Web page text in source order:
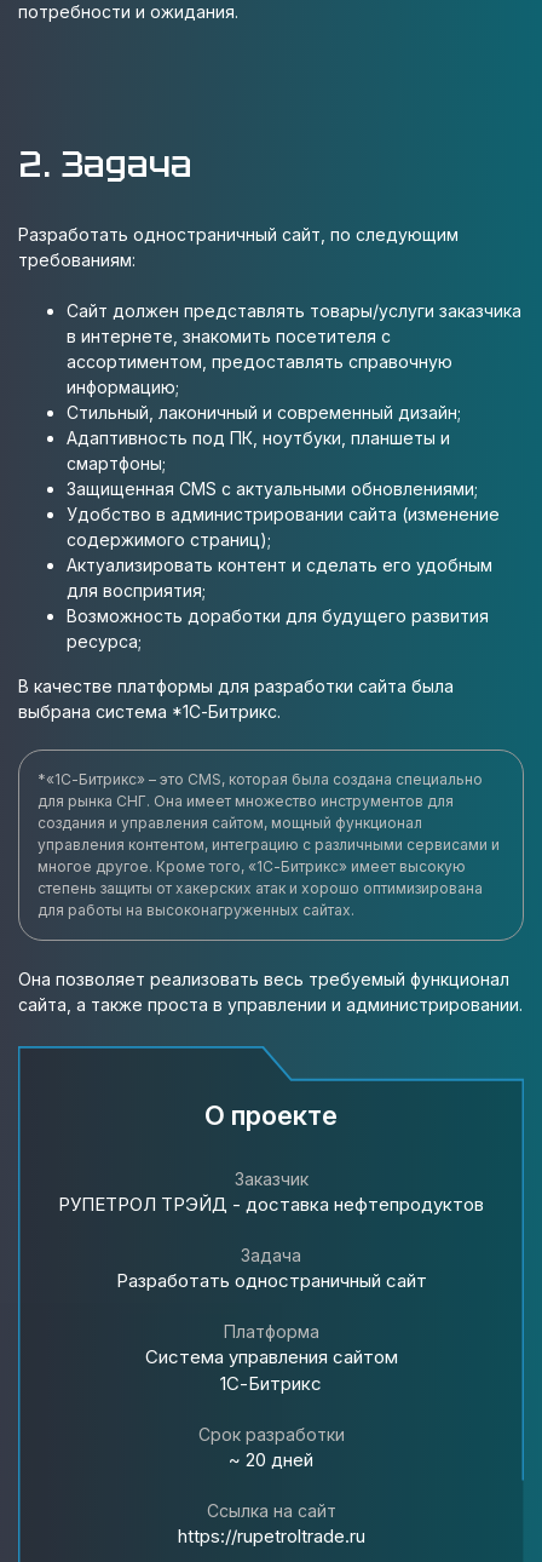
потребности и ожидания.
2. Задача
Разработать одностраничный сайт, по следующим
требованиям:
Сайт должен представлять товары/услуги заказчика
в интернете, знакомить посетителя с
ассортиментом, предоставлять справочную
информацию;
Стильный, лаконичный и современный дизайн;
Адаптивность под ПК, ноутбуки, планшеты и
смартфоны;
Защищенная CMS с актуальными обновлениями;
Удобство в администрировании сайта (изменение
содержимого страниц);
Актуализировать контент и сделать его удобным
для восприятия;
Возможность доработки для будущего развития
ресурса;
В качестве платформы для разработки сайта была
выбрана система *1С-Битрикс.
*«1С-Битрикс» – это CMS, которая была создана специально
для рынка СНГ. Она имеет множество инструментов для
создания и управления сайтом, мощный функционал
управления контентом, интеграцию с различными сервисами и
многое другое. Кроме того, «1С-Битрикс» имеет высокую
степень защиты от хакерских атак и хорошо оптимизирована
для работы на высоконагруженных сайтах.
Она позволяет реализовать весь требуемый функционал
сайта, а также проста в управлении и администрировании.
О проекте
Заказчик
РУПЕТРОЛ ТРЭЙД - доставка нефтепродуктов
Задача
Разработать одностраничный сайт
Платформа
Система управления сайтом
1С-Битрикс
Срок разработки
~ 20 дней
Ссылка на сайт
https://rupetroltrade.ru